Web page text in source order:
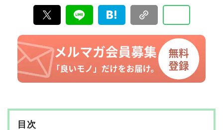
つ、誰が見ても一目で結果が分かるビジュアル性を伴う
手法を心がけている。趣味はプラモデル作り。
『LDK』は2012年の創刊以来、晋遊舎の理念である「遊
びある、ホンネ」を胸に、消費者目線で本音の商品テス
トを貫いてきた、女性誌とWEBメディアです。毎月28日
発行の雑誌とWebサイトで、掃除用品から収納インテリ
ア、食品まで、あらゆるジャンルの商品を徹底的に検
証。編集部と専門家、そして社内検証機関が実際に使っ
て見つけた「本当に良いもの」と「お役立ち情報」を厳
選してあなたにお届け。編集長・高橋咲彩を中心に、11
名以上の編集体制で日々の検証・記事制作を行っていま
す。
目次